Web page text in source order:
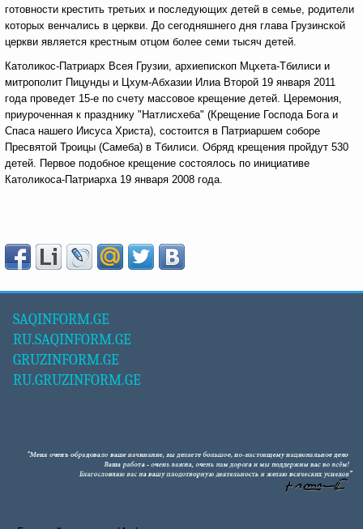
готовности крестить третьих и последующих детей в семье, родители
которых венчались в церкви. До сегодняшнего дня глава Грузинской
церкви является крестным отцом более семи тысяч детей.
Католикос-Патриарх Всея Грузии, архиепископ Мцхета-Тбилиси и
митрополит Пицунды и Цхум-Абхазии Илиа Второй 19 января 2011
года проведет 15-е по счету массовое крещение детей. Церемония,
приуроченная к празднику "Натлисхеба" (Крещение Господа Бога и
Спаса нашего Иисуса Христа), состоится в Патриаршем соборе
Пресвятой Троицы (Самеба) в Тбилиси. Обряд крещения пройдут 530
детей. Первое подобное крещение состоялось по инициативе
Католикоса-Патриарха 19 января 2008 года.
SAQINFORM.GE
RU.SAQINFORM.GE
GRUZINFORM.GE
RU.GRUZINFORM.GE